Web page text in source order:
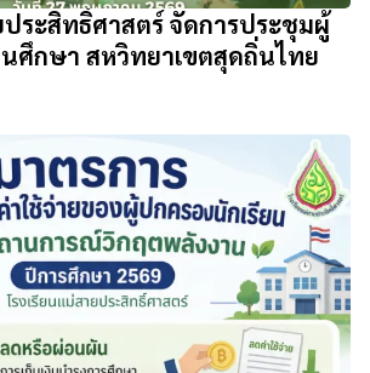
ประสิทธิ์ศาสตร์ จัดการประชุมผู้
ศึกษา สหวิทยาเขตสุดถิ่นไทย